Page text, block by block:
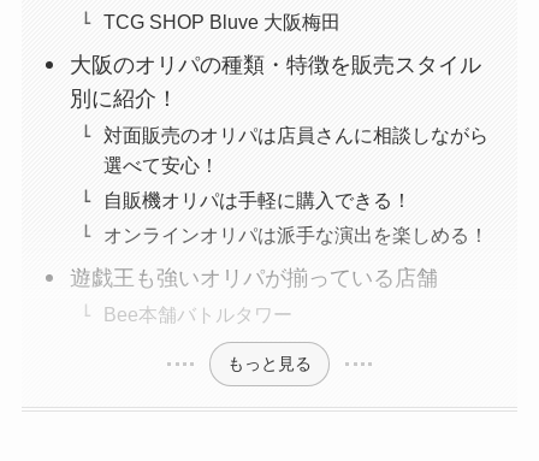
TCG SHOP Bluve 大阪梅田
大阪のオリパの種類・特徴を販売スタイル
別に紹介！
対面販売のオリパは店員さんに相談しながら
選べて安心！
自販機オリパは手軽に購入できる！
オンラインオリパは派手な演出を楽しめる！
遊戯王も強いオリパが揃っている店舗
Bee本舗バトルタワー
もっと見る